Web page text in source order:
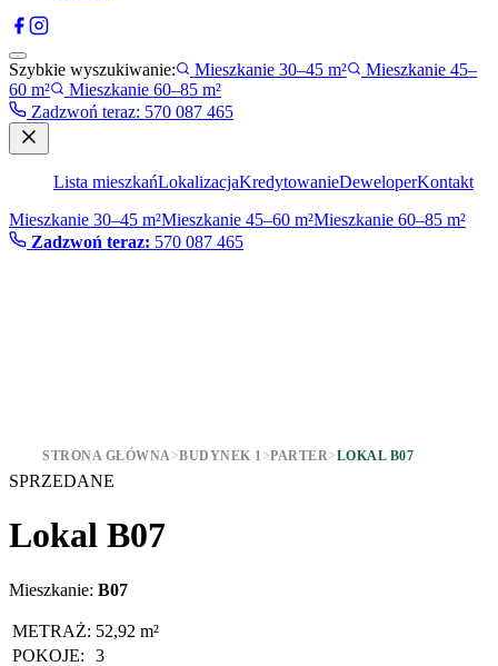
Szybkie wyszukiwanie: Mieszkanie 30–45 m²
Mieszkanie 45–
60 m²
Mieszkanie 60–85 m²
Zadzwoń teraz: 570 087 465
Lista mieszkańLokalizacjaKredytowanieDeweloperKontakt
Mieszkanie 30–45 m²Mieszkanie 45–60 m²Mieszkanie 60–85 m²
Zadzwoń teraz: 570 087 465
STRONA GŁÓWNA>BUDYNEK 1 >PARTER>LOKAL B07
SPRZEDANE
Lokal B07
Mieszkanie: B07
METRAŻ: 52,92 m²
POKOJE:
3